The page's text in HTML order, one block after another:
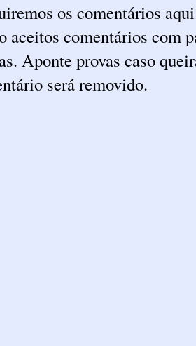
os comentários
aceitos comentários com
Aponte provas caso
será removido.